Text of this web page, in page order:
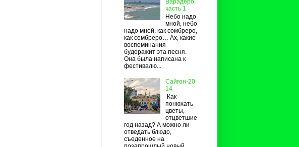
часть 1
Небо надо
мной, небо
надо мной, как сомбреро,
как сомбреро… Ах, какие
воспоминания
будоражит эта песня.
Она была написана к
фестивалю...
Сайгон-20
14
Как
понюхать
цветы,
отцветшие
год назад? А можно ли
отведать блюдо,
съеденное на